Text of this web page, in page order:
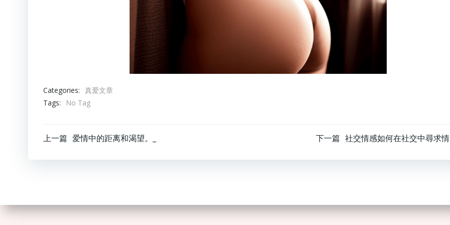
Categories: 真爱文章
Tags:
No Tag
文
章
航
上一篇 爱情中的距离和渴望。_
章
航
下一篇 社交情感如何在社交中尋求